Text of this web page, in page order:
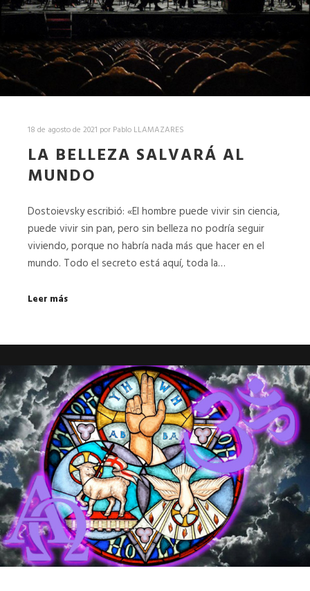
18 de agosto de 2021 por Pablo LLAMAZARES
LA BELLEZA SALVARÁ AL
MUNDO
Dostoievsky escribió: «El hombre puede vivir sin ciencia,
puede vivir sin pan, pero sin belleza no podría seguir
viviendo, porque no habría nada más que hacer en el
mundo. Todo el secreto está aquí, toda la…
Leer más